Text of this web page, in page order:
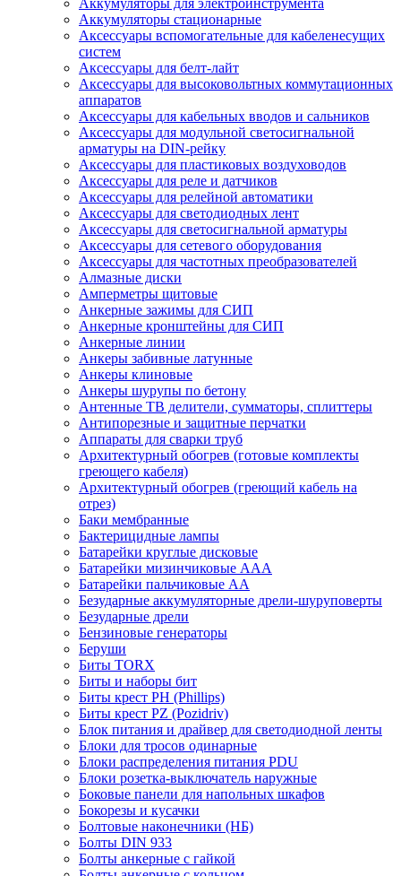
Аккумуляторы стационарные
Аксессуары вспомогательные для кабеленесущих
систем
Аксессуары для белт-лайт
Аксессуары для высоковольтных коммутационных
аппаратов
Аксессуары для кабельных вводов и сальников
Аксессуары для модульной светосигнальной
арматуры на DIN-рейку
Аксессуары для пластиковых воздуховодов
Аксессуары для реле и датчиков
Аксессуары для релейной автоматики
Аксессуары для светодиодных лент
Аксессуары для светосигнальной арматуры
Аксессуары для сетевого оборудования
Аксессуары для частотных преобразователей
Алмазные диски
Амперметры щитовые
Анкерные зажимы для СИП
Анкерные кронштейны для СИП
Анкерные линии
Анкеры забивные латунные
Анкеры клиновые
Анкеры шурупы по бетону
Антенные ТВ делители, сумматоры, сплиттеры
Антипорезные и защитные перчатки
Аппараты для сварки труб
Архитектурный обогрев (готовые комплекты
греющего кабеля)
Архитектурный обогрев (греющий кабель на
отрез)
Баки мембранные
Бактерицидные лампы
Батарейки круглые дисковые
Батарейки мизинчиковые ААА
Батарейки пальчиковые АА
Безударные аккумуляторные дрели-шуруповерты
Безударные дрели
Бензиновые генераторы
Беруши
Биты TORX
Биты и наборы бит
Биты крест PH (Phillips)
Биты крест PZ (Pozidriv)
Блок питания и драйвер для светодиодной ленты
Блоки для тросов одинарные
Блоки распределения питания PDU
Блоки розетка-выключатель наружные
Боковые панели для напольных шкафов
Бокорезы и кусачки
Болтовые наконечники (НБ)
Болты DIN 933
Болты анкерные с гайкой